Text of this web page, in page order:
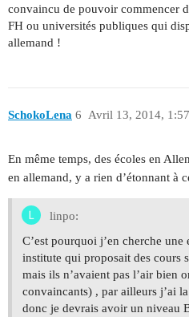
convaincu de pouvoir commencer
FH ou universités publiques qui
allemand !
SchokoLena Avril 13, 2014, 1:57
6
En même temps, des écoles en
en allemand, y a rien d’étonnant à
linpo:
C’est pourquoi j’en cherche
institute qui proposait des cours
mais ils n’avaient pas l’air bien
convaincants) , par ailleurs j’ai
donc je devrais avoir un niveau